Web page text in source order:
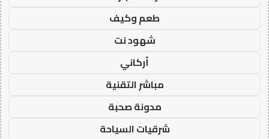
طعم وكيف
شهود نت
أركاني
مباشر التقنية
مدونة صحبة
شرقيات السياحة